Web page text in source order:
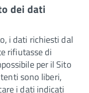
dei dati
i dati richiesti dal
rifiutasse di
per il Sito
sono liberi,
i dati indicati